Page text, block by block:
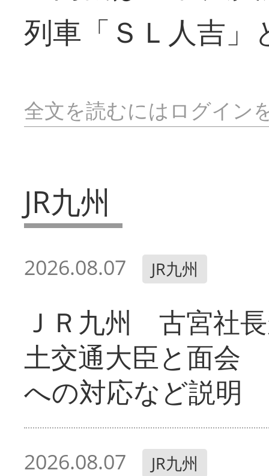
列車「ＳＬ人吉」
全文を読むにはログイン
JR九州
2026.08.07 JR九州
ＪＲ九州 古宮社
土交通大臣と面会
への対応など説明
2026.08.07 JR九州